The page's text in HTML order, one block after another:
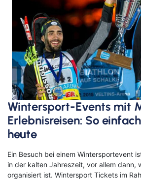
Wintersport-Events mit
Erlebnisreisen: So
heute
Ein Besuch bei einem Wintersportevent
in der kalten Jahreszeit, vor allem dann,
organisiert ist. Wintersport Tickets im